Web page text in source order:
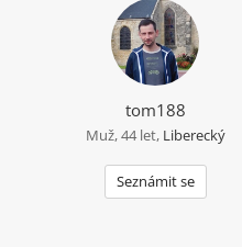
tom188
Muž, 44 let, Liberecký
Seznámit se